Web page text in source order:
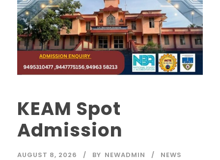
KEAM Spot
Admission
AUGUST 8, 2026 BY NEWADMIN NEWS